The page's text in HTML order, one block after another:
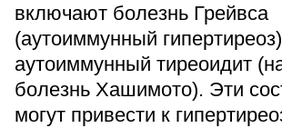
включают болезнь Грейвса
(аутоиммунный
аутоиммунный тиреоидит
болезнь Хашимото). Эти
могут привести к